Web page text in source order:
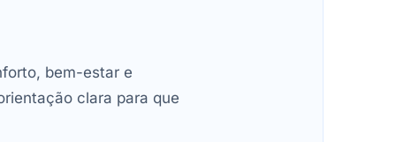
bem-estar e
clara para que